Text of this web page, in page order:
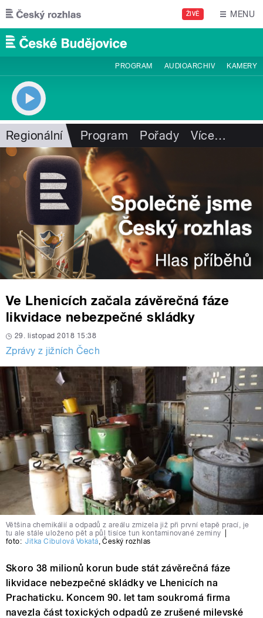
Přejít k hlavnímu obsahu
ŽIVĚ MENU
PROGRAM AUDIOARCHIV KAMERY
Regionální Program Pořady Více…
Ve Lhenicích začala závěrečná fáze
likvidace nebezpečné skládky
29. listopad 2018 15:38
Zprávy z jižních Čech
Většina chemikálií a odpadů z areálu zmizela již při první etapě prací, je
tu ale stále uloženo pět a půl tisíce tun kontaminované zeminy
foto: Jitka Cibulová Vokatá,Český rozhlas
Skoro 38 milionů korun bude stát závěrečná fáze
likvidace nebezpečné skládky ve Lhenicích na
Prachaticku. Koncem 90. let tam soukromá firma
navezla část toxických odpadů ze zrušené milevské